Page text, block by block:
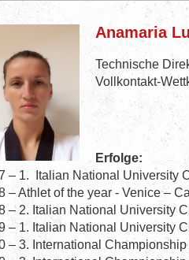
Anamaria
Technische
Vollkontakt-
Erfolge:
– 1. Italian National University
– Athlet of the year - Venice –
– 2. Italian National University
– 1. Italian National University
– 3. International